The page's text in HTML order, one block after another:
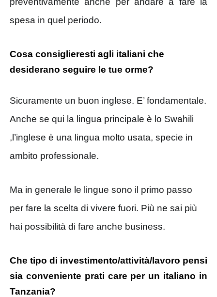
spesa in quel periodo.
Cosa consiglieresti agli italiani che
desiderano seguire le tue orme?
Sicuramente un buon inglese. E’ fondamentale.
Anche se qui la lingua principale è lo Swahili
,l’inglese è una lingua molto usata, specie in
ambito professionale.
Ma in generale le lingue sono il primo passo
per fare la scelta di vivere fuori. Più ne sai più
hai possibilità di fare anche business.
Che tipo di investimento/attività/lavoro pensi
sia conveniente prati care per un italiano in
Tanzania?